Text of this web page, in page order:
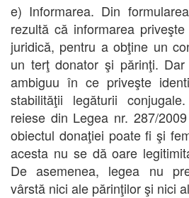
e) Informarea. Din
rezultă că informarea
juridică, pentru a obţine un
un terţ donator şi părinţi.
ambiguu în ce priveşte
stabilităţii legăturii
reiese din Legea nr. 287/
obiectul donaţiei poate fi şi
acesta nu se dă oare
De asemenea, legea nu
vârstă nici ale părinţilor şi nici